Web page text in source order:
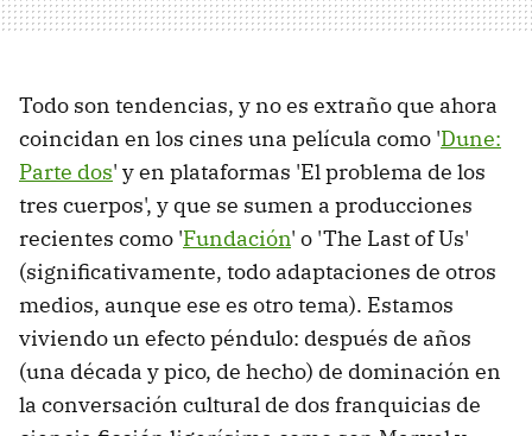
Todo son tendencias, y no es extraño que ahora
coincidan en los cines una película como 'Dune:
Parte dos' y en plataformas 'El problema de los
tres cuerpos', y que se sumen a producciones
recientes como 'Fundación' o 'The Last of Us'
(significativamente, todo adaptaciones de otros
medios, aunque ese es otro tema). Estamos
viviendo un efecto péndulo: después de años
(una década y pico, de hecho) de dominación en
la conversación cultural de dos franquicias de